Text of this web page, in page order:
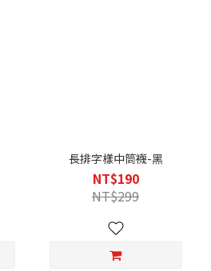
長排字樣中筒襪-黑
NT$190
NT$299